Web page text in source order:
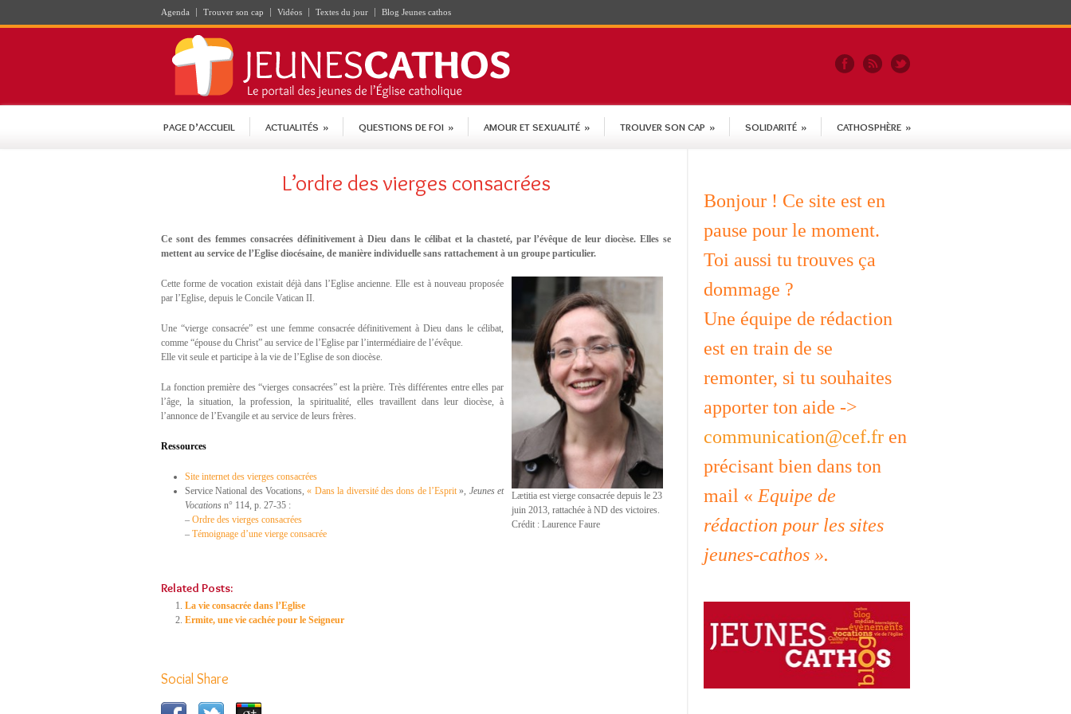
Agenda Trouver son cap Vidéos Textes du jour Blog Jeunes cathos
PAGE D’ACCUEIL ACTUALITÉS » QUESTIONS DE FOI » AMOUR ET SEXUALITÉ » TROUVER SON CAP » SOLIDARITÉ » CATHOSPHÈRE »
L’ordre des vierges consacrées
Ce sont des femmes consacrées définitivement à Dieu dans le célibat et la chasteté, par l’évêque de leur diocèse. Elles se
mettent au service de l’Eglise diocésaine, de manière individuelle sans rattachement à un groupe particulier.
Lætitia est vierge consacrée depuis le 23
juin 2013, rattachée à ND des victoires.
Crédit : Laurence Faure
Cette forme de vocation existait déjà dans l’Eglise ancienne. Elle est à nouveau proposée
par l’Eglise, depuis le Concile Vatican II.
Une “vierge consacrée” est une femme consacrée définitivement à Dieu dans le célibat,
comme “épouse du Christ” au service de l’Eglise par l’intermédiaire de l’évêque.
Elle vit seule et participe à la vie de l’Eglise de son diocèse.
La fonction première des “vierges consacrées” est la prière. Très différentes entre elles par
l’âge, la situation, la profession, la spiritualité, elles travaillent dans leur diocèse, à
l’annonce de l’Evangile et au service de leurs frères.
Ressources
Site internet des vierges consacrées
Service National des Vocations,« Dans la diversité des dons de l’Esprit», Jeunes et
Vocations n° 114, p. 27-35 :
– Ordre des vierges consacrées
– Témoignage d’une vierge consacrée
Related Posts:
La vie consacrée dans l’Eglise
Ermite, une vie cachée pour le Seigneur
Social Share
Bonjour ! Ce site est en
pause pour le moment.
Toi aussi tu trouves ça
dommage ?
Une équipe de rédaction
est en train de se
remonter, si tu souhaites
apporter ton aide ->
communication@cef.fr en
précisant bien dans ton
mail « Equipe de
rédaction pour les sites
jeunes-cathos ».